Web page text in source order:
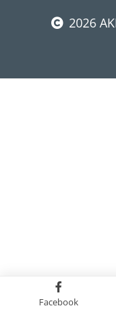
Facebook
2026